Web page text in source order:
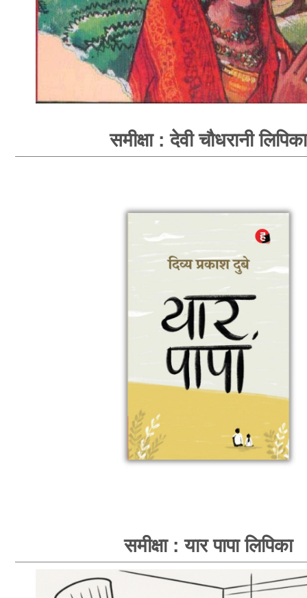
समीक्षा : देवी चौधरानी लिपिका
समीक्षा : यार पापा लिपिका